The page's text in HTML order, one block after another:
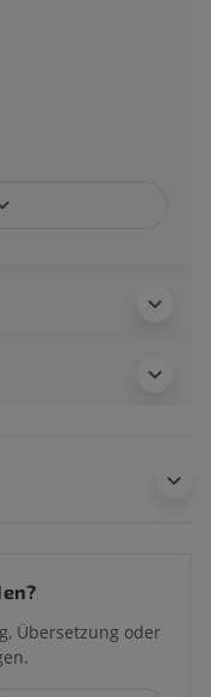
Übersetzung oder